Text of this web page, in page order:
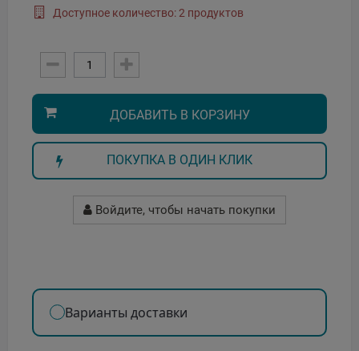
Доступное количество: 2 продуктов
ДОБАВИТЬ В КОРЗИНУ
ПОКУПКА В ОДИН КЛИК
Войдите, чтобы начать покупки
Варианты доставки